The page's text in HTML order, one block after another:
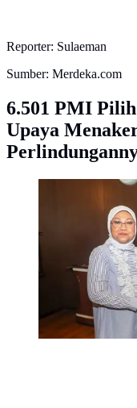
Reporter: Sulaeman
Sumber: Merdeka.com
6.501 PMI
Upaya
Menteri
pertemuan
Kong dan
(8/5/2024) waktu